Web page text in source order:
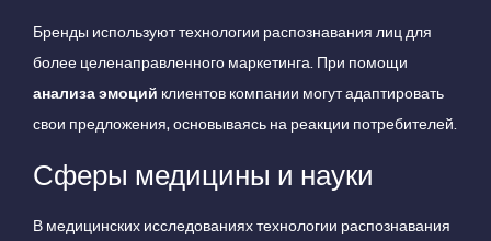
Бренды используют технологии распознавания лиц для
более целенаправленного маркетинга. При помощи
анализа эмоций клиентов компании могут адаптировать
свои предложения, основываясь на реакции потребителей.
Сферы медицины и науки
В медицинских исследованиях технологии распознавания